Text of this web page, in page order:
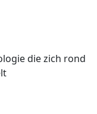
die zich rond